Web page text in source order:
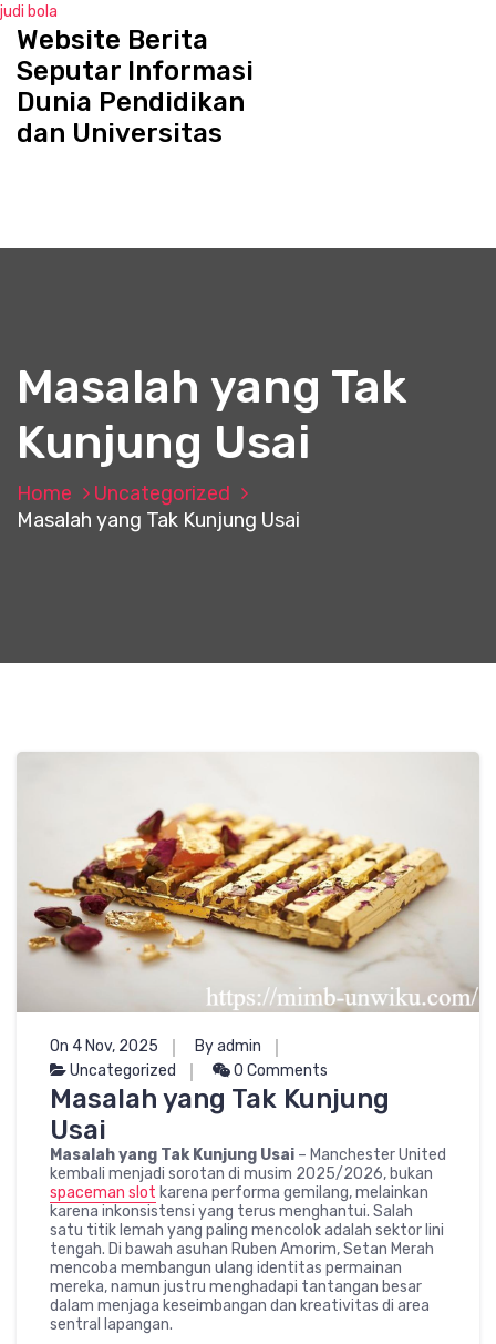
judi bola
t
Website Berita
Seputar Informasi
Dunia Pendidikan
dan Universitas
Masalah yang Tak
Kunjung Usai
Home
Uncategorized
Masalah yang Tak Kunjung Usai
On 4 Nov, 2025
By admin
Uncategorized
0 Comments
Masalah yang Tak Kunjung
Usai
Masalah yang Tak Kunjung Usai – Manchester United
kembali menjadi sorotan di musim 2025/2026, bukan
spaceman slot karena performa gemilang, melainkan
karena inkonsistensi yang terus menghantui. Salah
satu titik lemah yang paling mencolok adalah sektor lini
tengah. Di bawah asuhan Ruben Amorim, Setan Merah
mencoba membangun ulang identitas permainan
mereka, namun justru menghadapi tantangan besar
dalam menjaga keseimbangan dan kreativitas di area
sentral lapangan.